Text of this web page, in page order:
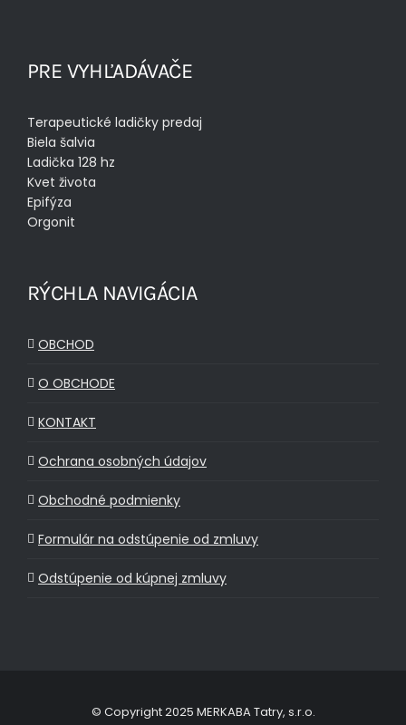
PRE VYHĽADÁVAČE
Terapeutické ladičky predaj
Biela šalvia
Ladička 128 hz
Kvet života
Epifýza
Orgonit
RÝCHLA NAVIGÁCIA
OBCHOD
O OBCHODE
KONTAKT
Ochrana osobných údajov
Obchodné podmienky
Formulár na odstúpenie od zmluvy
Odstúpenie od kúpnej zmluvy
© Copyright 2025 MERKABA Tatry, s.r.o.